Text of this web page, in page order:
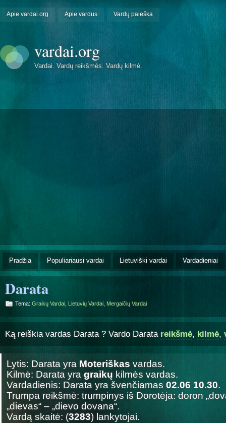
Apie vardai.org Apie vardus Vardų paieška
vardai.org
Vardai. Vardų reikšmės. Vardų kilmė.
Pradžia Populiariausi vardai Lietuviški vardai Vardadieniai
Darata
Tema: Graikų Vardai Lietuvių Vardai Mergaičių Vardai
Ką reiškia vardas Darata ? Vardo Darata reikšmė, kilmė,
Lytis: Darata yra Moteriškas vardas.
Kilmė: Darata yra graikų kilmės vardas.
Vardadienis: Darata yra švenčiamas 02.06 10.30.
Trumpa reikšmė: trumpinys iš Dorotėja: doron
„dievas“ – „dievo dovana“.
Vardą skaitė: (3283) lankytojai.